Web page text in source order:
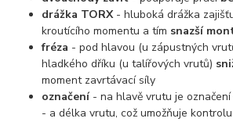
drážka TORX- hluboká drážka
kroutícího momentu a tím snazší
fréza - pod hlavou (u zápustných
hladkého dříku (u talířových vrutů)
moment zavrtávací síly
označení- na hlavě vrutu je
- a délka vrutu, což umožňuje